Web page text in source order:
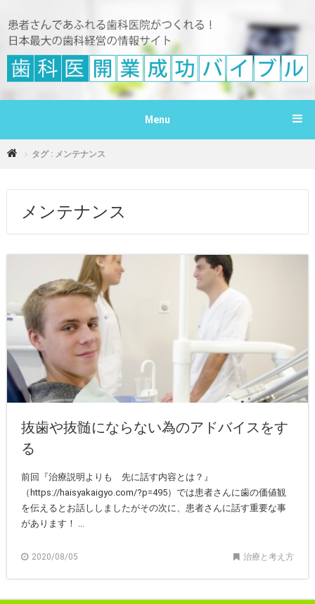
Menu
タグ : メンテナンス
メンテナンス
抜歯や抜髄にならない為のアドバイスをす
る
前回『治療説明よりも 先に話す内容とは？』
（https://haisyakaigyo.com/?p=495）では患者さんに歯の価値観
を伝えるとお話ししましたがその次に、患者さんに話す重要な事
があります！ ...
2020/08/05 治療と考え方